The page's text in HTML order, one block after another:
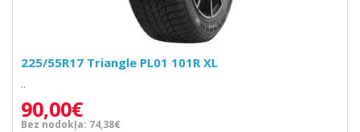
225/55R17 Triangle PL01 101R XL
..
90,00€
Bez nodokļa: 74,38€